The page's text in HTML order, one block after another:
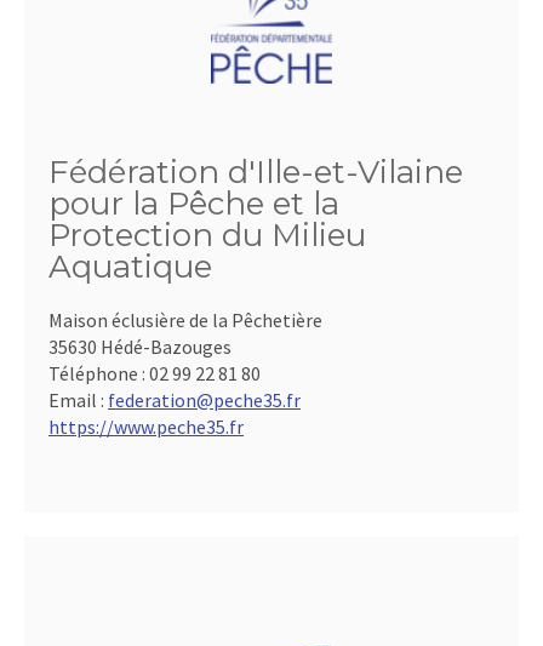
Fédération d'Ille-et-Vilaine
pour la Pêche et la
Protection du Milieu
Aquatique
Maison éclusière de la Pêchetière
35630 Hédé-Bazouges
Téléphone : 02 99 22 81 80
Email : federation@peche35.fr
https://www.peche35.fr